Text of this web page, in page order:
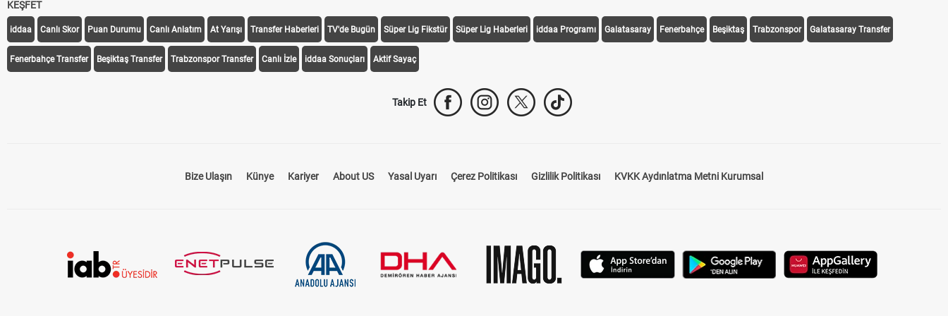
KEŞFET
iddaa Canlı Skor Puan Durumu Canlı Anlatım At Yarışı Transfer Haberleri TV'de Bugün Süper Lig Fikstür Süper Lig Haberleri iddaa Programı Galatasaray Fenerbahçe Beşiktaş Trabzonspor Galatasaray Transfer
Fenerbahçe Transfer Beşiktaş Transfer Trabzonspor Transfer Canlı İzle iddaa Sonuçları Aktif Sayaç
Takip Et
Bize Ulaşın Künye Kariyer About US Yasal Uyarı Çerez Politikası Gizlilik Politikası KVKK Aydınlatma Metni Kurumsal